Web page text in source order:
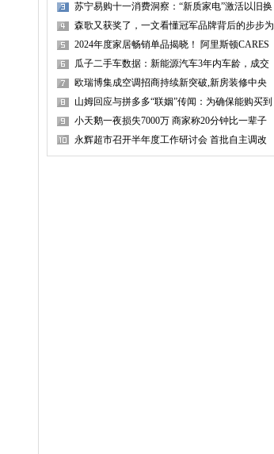
京东
苏宁易购十一消费洞察：“新质家电”激活以旧换
新
森歌又获奖了，一文看懂冠军品牌背后的步步为
营
2024年度家居畅销单品揭晓！ 阿里斯顿CARES
ON
瓜子二手车数据：新能源汽车3年内车龄，成交
率可
欧瑞博集成空调招商持续新突破,新房装修中央
空调
山姆回应与拼多多“联姻”传闻：为确保能购买到
正
小天鹅一夜损失7000万 商家称20分钟比一辈子
还长
永辉超市召开半年度工作研讨会 首批自主调改
店将